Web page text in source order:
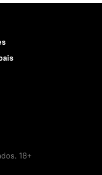
18+